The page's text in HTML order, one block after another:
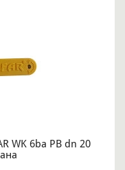
WK 6ba PB dn 20